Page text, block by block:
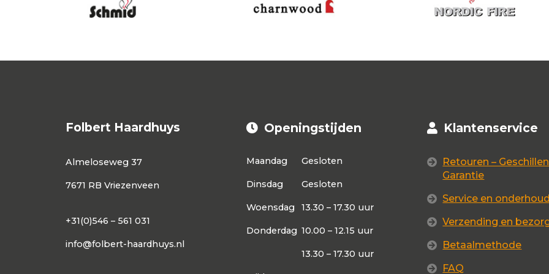
Folbert Haardhuys
Almeloseweg 37
7671 RB Vriezenveen
+31(0)546 – 561 031
info@folbert-haardhuys.nl
Openingstijden
Maandag Gesloten
Dinsdag Gesloten
Woensdag 13.30 – 17.30 uur
Donderdag 10.00 – 12.15 uur
13.30 – 17.30 uur
Klantenservice
Retouren –
Garantie
Service en onderhoud
Verzending en
Betaalmethode
FAQ